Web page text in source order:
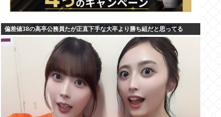
偏差値38の高卒公務員たが正直下手な大卒より勝ち組だと思ってる